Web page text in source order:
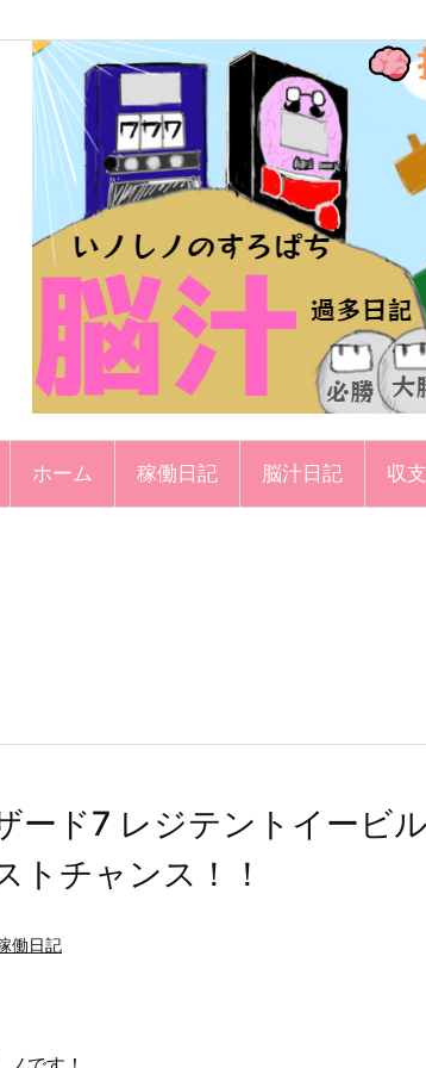
ホーム 稼働日記 脳汁日記 収
ード7 レジテントイービ
トチャンス！！
働日記